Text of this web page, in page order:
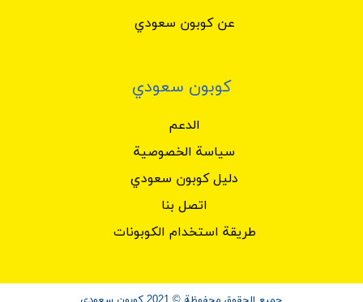
عن كوبون سعودي
كوبون سعودي
الدعم
سياسة الخصوصية
دليل كوبون سعودي
اتصل بنا
طريقة استخدام الكوبونات